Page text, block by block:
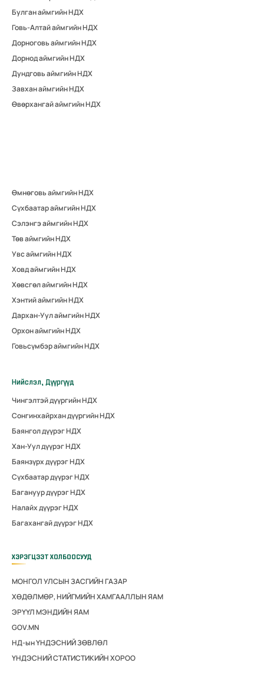
Булган аймгийн НДХ
Говь-Алтай аймгийн НДХ
Дорноговь аймгийн НДХ
Дорнод аймгийн НДХ
Дундговь аймгийн НДХ
Завхан аймгийн НДХ
Өвөрхангай аймгийн НДХ
Өмнөговь аймгийн НДХ
Сүхбаатар аймгийн НДХ
Сэлэнгэ аймгийн НДХ
Төв аймгийн НДХ
Увс аймгийн НДХ
Ховд аймгийн НДХ
Хөвсгөл аймгийн НДХ
Хэнтий аймгийн НДХ
Дархан-Уул аймгийн НДХ
Орхон аймгийн НДХ
Говьсүмбэр аймгийн НДХ
Нийслэл, Дүүргүүд
Чингэлтэй дүүргийн НДХ
Сонгинхайрхан дүүргийн НДХ
Баянгол дүүрэг НДХ
Хан-Уул дүүрэг НДХ
Баянзүрх дүүрэг НДХ
Сүхбаатар дүүрэг НДХ
Багануур дүүрэг НДХ
Налайх дүүрэг НДХ
Багахангай дүүрэг НДХ
ХЭРЭГЦЭЭТ ХОЛБООСУУД
МОНГОЛ УЛСЫН ЗАСГИЙН ГАЗАР
ХӨДӨЛМӨР, НИЙГМИЙН ХАМГААЛЛЫН ЯАМ
ЭРҮҮЛ МЭНДИЙН ЯАМ
GOV.MN
НД-ын ҮНДЭСНИЙ ЗӨВЛӨЛ
ҮНДЭСНИЙ СТАТИСТИКИЙН ХОРОО